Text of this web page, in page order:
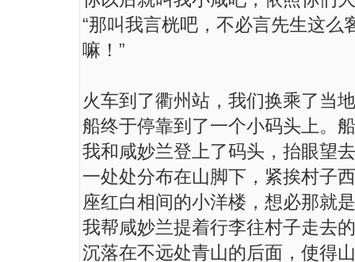
“那叫我言桄吧，不必言先生这么
嘛！”
火车到了衢州站，我们换乘了当
船终于停靠到了一个小码头上。
我和咸妙兰登上了码头，抬眼望
一处处分布在山脚下，紧挨村子
座红白相间的小洋楼，想必那就
我帮咸妙兰提着行李往村子走去
沉落在不远处青山的后面，使得